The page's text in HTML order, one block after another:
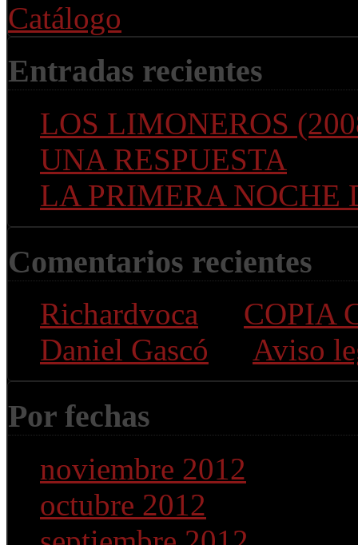
Entradas recientes
LOS LIMONEROS
UNA RESPUESTA
LA PRIMERA NOCHE
Comentarios recientes
Richardvoca
COPIA
Daniel Gascó
Aviso
Por fechas
noviembre 2012
octubre 2012